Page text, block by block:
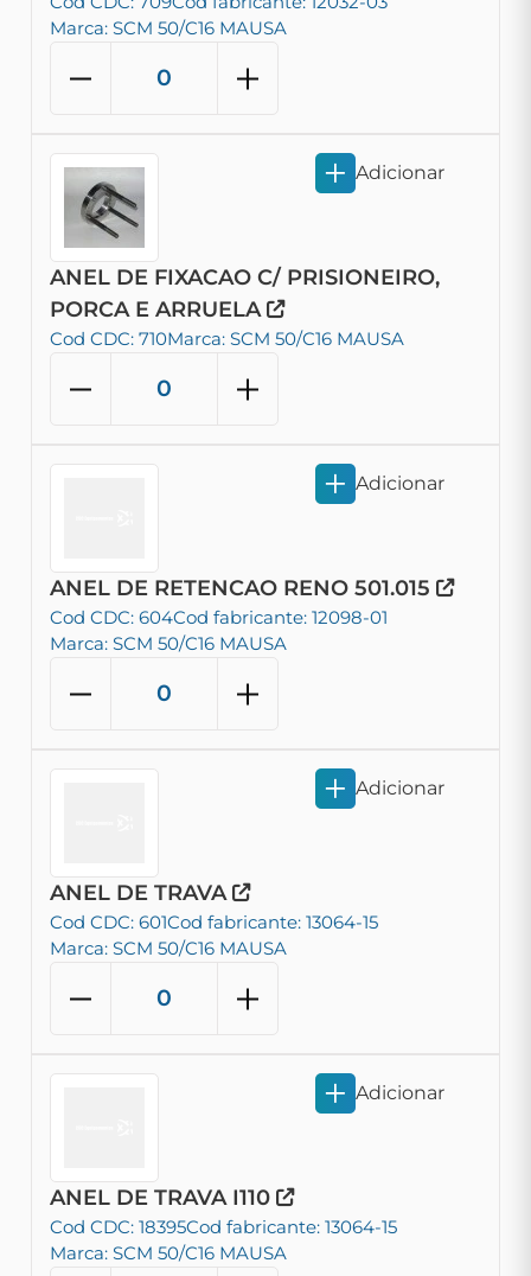
Marca: SCM 50/C16 MAUSA
ANEL DE FIXACAO C/ PRISIONEIRO,
PORCA E ARRUELA
Cod CDC: 710Marca: SCM 50/C16 MAUSA
Adicionar
ANEL DE RETENCAO RENO 501.015
Cod CDC: 604Cod fabricante: 12098-01
Marca: SCM 50/C16 MAUSA
Adicionar
ANEL DE TRAVA
Cod CDC: 601Cod fabricante: 13064-15
Marca: SCM 50/C16 MAUSA
Adicionar
ANEL DE TRAVA I110
Cod CDC: 18395Cod fabricante: 13064-15
Marca: SCM 50/C16 MAUSA
Adicionar